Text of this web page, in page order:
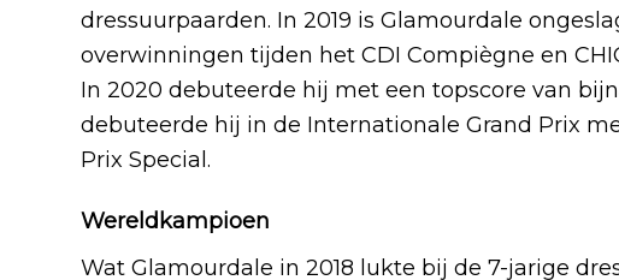
dressuurpaarden. In 2019 is Glamourdale
overwinningen tijden het CDI Compiègne en
In 2020 debuteerde hij met een topscore van
debuteerde hij in de Internationale Grand Prix
Prix Special.
Wereldkampioen
Wat Glamourdale in 2018 lukte bij de 7-jarige